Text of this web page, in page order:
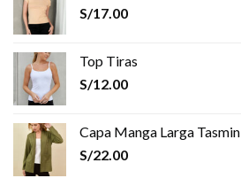
S/17.00
Top Tiras
S/12.00
Capa Manga Larga Tasmin
S/22.00